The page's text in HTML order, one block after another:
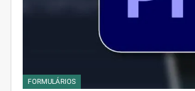
FORMULÁRIOS